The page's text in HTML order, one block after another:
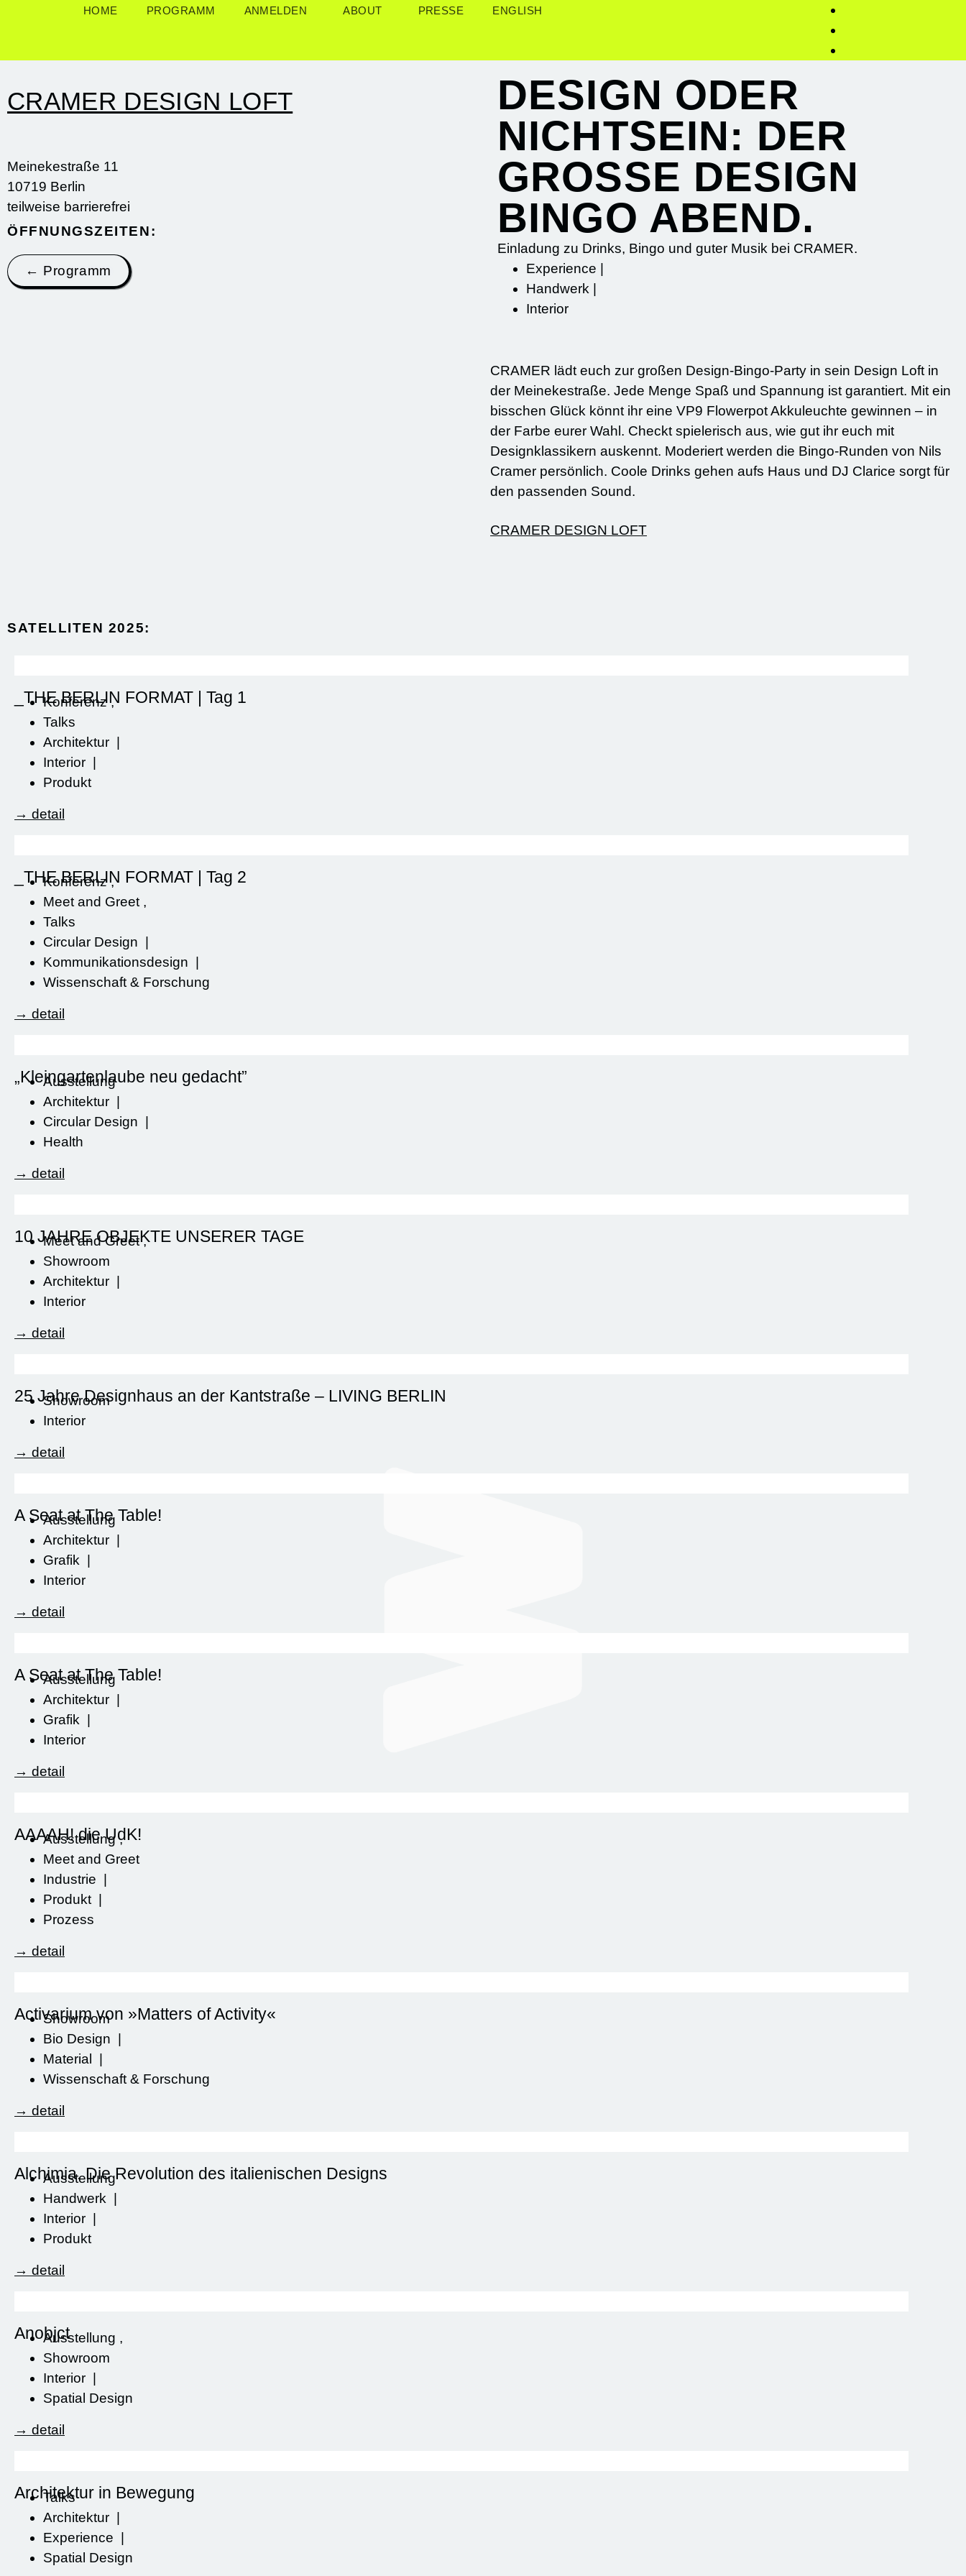
HOME PROGRAMM ANMELDEN ABOUT PRESSE ENGLISH
CRAMER DESIGN LOFT
Meinekestraße 11
10719 Berlin
teilweise barrierefrei
ÖFFNUNGSZEITEN:
← Programm
DESIGN ODER
NICHTSEIN: DER
GROSSE DESIGN
BINGO ABEND.
Einladung zu Drinks, Bingo und guter Musik bei CRAMER.
Experience
Handwerk
Interior
CRAMER lädt euch zur großen Design-Bingo-Party in sein Design Loft in
der Meinekestraße. Jede Menge Spaß und Spannung ist garantiert. Mit ein
bisschen Glück könnt ihr eine VP9 Flowerpot Akkuleuchte gewinnen – in
der Farbe eurer Wahl. Checkt spielerisch aus, wie gut ihr euch mit
Designklassikern auskennt. Moderiert werden die Bingo-Runden von Nils
Cramer persönlich. Coole Drinks gehen aufs Haus und DJ Clarice sorgt für
den passenden Sound.
CRAMER DESIGN LOFT
SATELLITEN 2025:​
_THE BERLIN FORMAT | Tag 1
Konferenz,
Talks
Architektur |
Interior |
Produkt
→ detail
_THE BERLIN FORMAT | Tag 2
Konferenz,
Meet and Greet ,
Talks
Circular Design |
Kommunikationsdesign |
Wissenschaft & Forschung
→ detail
„Kleingartenlaube neu gedacht”
Ausstellung
Architektur |
Circular Design |
Health
→ detail
10 JAHRE OBJEKTE UNSERER TAGE
Meet and Greet,
Showroom
Architektur |
Interior
→ detail
25 Jahre Designhaus an der Kantstraße – LIVING BERLIN
Showroom
Interior
→ detail
A Seat at The Table!
Ausstellung
Architektur |
Grafik |
Interior
→ detail
A Seat at The Table!
Ausstellung
Architektur |
Grafik |
Interior
→ detail
AAAAH! die UdK!
Ausstellung,
Meet and Greet
Industrie |
Produkt |
Prozess
→ detail
Activarium von »Matters of Activity«
Showroom
Bio Design |
Material |
Wissenschaft & Forschung
→ detail
Alchimia. Die Revolution des italienischen Designs
Ausstellung
Handwerk |
Interior |
Produkt
→ detail
AnobjctAusstellung ,
Showroom
Interior |
Spatial Design
→ detail
Architektur in Bewegung
Talks
Architektur |
Experience |
Spatial Design